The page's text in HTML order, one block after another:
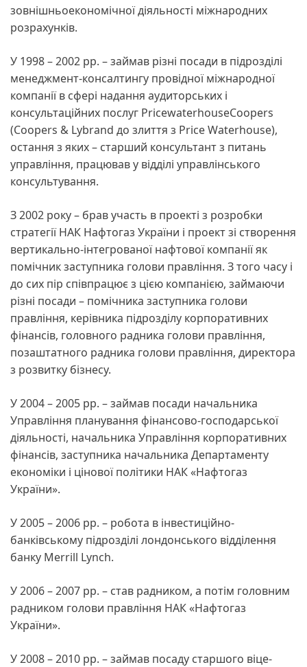
зовнішньоекономічної діяльності міжнародних
розрахунків.
У 1998 – 2002 рр. – займав різні посади в підрозділі
менеджмент-консалтингу провідної міжнародної
компанії в сфері надання аудиторських і
консультаційних послуг PricewaterhouseCoopers
(Coopers & Lybrand до злиття з Price Waterhouse),
остання з яких – старший консультант з питань
управління, працював у відділі управлінського
консультування.
З 2002 року – брав участь в проекті з розробки
стратегії НАК Нафтогаз України і проект зі створення
вертикально-інтегрованої нафтової компанії як
помічник заступника голови правління. З того часу і
до сих пір співпрацює з цією компанією, займаючи
різні посади – помічника заступника голови
правління, керівника підрозділу корпоративних
фінансів, головного радника голови правління,
позаштатного радника голови правління, директора
з розвитку бізнесу.
У 2004 – 2005 рр. – займав посади начальника
Управління планування фінансово-господарської
діяльності, начальника Управління корпоративних
фінансів, заступника начальника Департаменту
економіки і цінової політики НАК «Нафтогаз
України».
У 2005 – 2006 рр. – робота в інвестиційно-
банківському підрозділі лондонського відділення
банку Merrill Lynch.
У 2006 – 2007 рр. – став радником, а потім головним
радником голови правління НАК «Нафтогаз
України».
У 2008 – 2010 рр. – займав посаду старшого віце-